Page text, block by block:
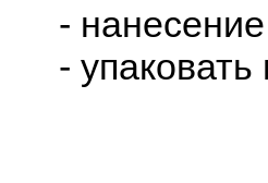
- нанесение
- упаковать